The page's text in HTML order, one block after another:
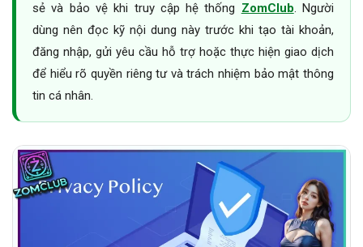
sẻ và bảo vệ khi truy cập hệ thống ZomClub. Người
dùng nên đọc kỹ nội dung này trước khi tạo tài khoản,
đăng nhập, gửi yêu cầu hỗ trợ hoặc thực hiện giao dịch
để hiểu rõ quyền riêng tư và trách nhiệm bảo mật thông
tin cá nhân.